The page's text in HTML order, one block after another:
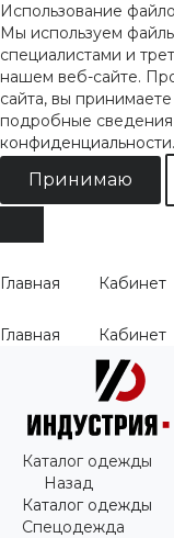
Использование
Мы используем
специалистами и
нашем веб-сайте.
сайта, вы
подробные сведения
конфиденциальности.
Принимаю
Главная Кабинет
Главная Кабинет
Каталог одежды
Назад
Каталог одежды
Спецодежда